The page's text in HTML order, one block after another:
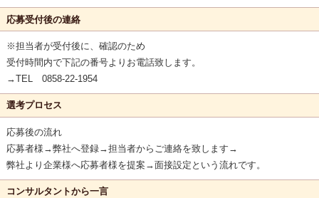
応募受付後の連絡
※担当者が受付後に、確認のため
受付時間内で下記の番号よりお電話致します。
→TEL 0858-22-1954
選考プロセス
応募後の流れ
応募者様→弊社へ登録→担当者からご連絡を致します→
弊社より企業様へ応募者様を提案→面接設定という流れです。
コンサルタントから一言